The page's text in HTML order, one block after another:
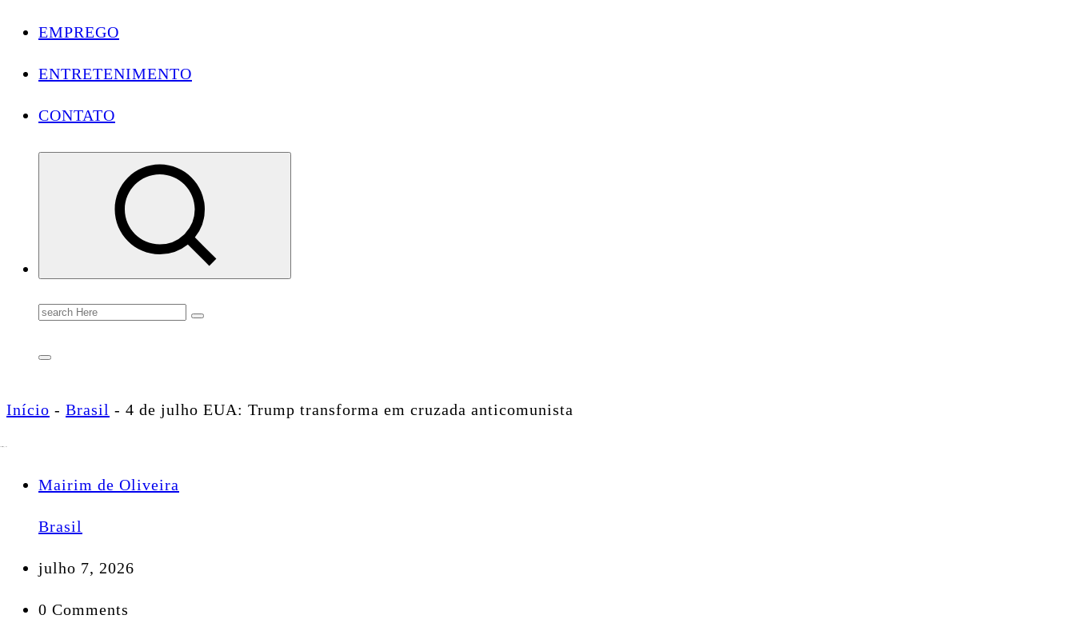
EMPREGO
ENTRETENIMENTO
CONTATO
Conectando você às notícias do Brasil e do mundo com rapidez e confiabilidade.
Search
for:
Início - Brasil - 4 de julho EUA: Trump transforma em cruzada anticomunista
Mairim de Oliveira
Brasil
julho 7, 2026
0 Comments